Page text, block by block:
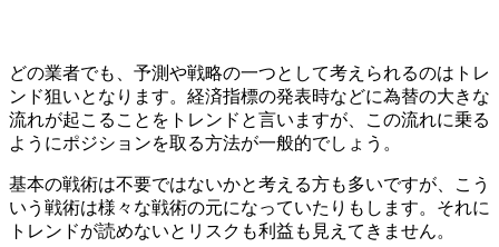
どの業者でも、予測や戦略の一つとして考えられるのはトレ
ンド狙いとなります。経済指標の発表時などに為替の大きな
流れが起こることをトレンドと言いますが、この流れに乗る
ようにポジションを取る方法が一般的でしょう。
基本の戦術は不要ではないかと考える方も多いですが、こう
いう戦術は様々な戦術の元になっていたりもします。それに
トレンドが読めないとリスクも利益も見えてきません。